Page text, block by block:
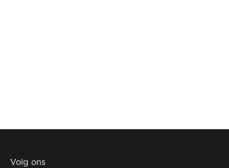
Volg ons